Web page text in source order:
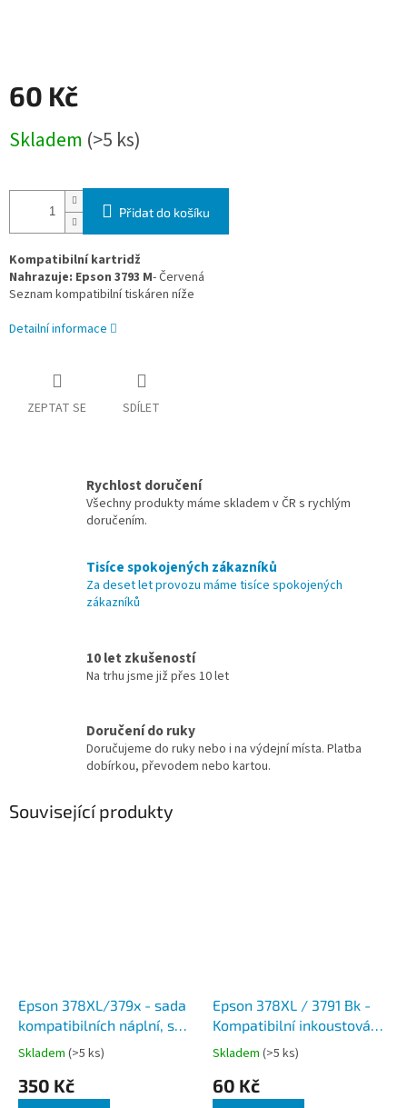
60 Kč
cena:
Skladem (>5 ks)
Přidat do košíku
Kompatibilní kartridž
Nahrazuje: Epson 3793 M- Červená
Seznam kompatibilní tiskáren níže
Detailní informace
ZEPTAT SE SDÍLET
Rychlost doručení
Všechny produkty máme skladem v ČR s rychlým
doručením.
Tisíce spokojených zákazníků
Za deset let provozu máme tisíce spokojených
zákazníků
10 let zkušeností
Na trhu jsme již přes 10 let
Doručení do ruky
Doručujeme do ruky nebo i na výdejní místa. Platba
dobírkou, převodem nebo kartou.
Související produkty
Epson 378XL/379x - sada
kompatibilních náplní, s
čipy, 6 Ks
Skladem (>5 ks)
350 Kč
Epson 378XL / 3791 Bk -
Kompatibilní inkoustová
náplň, Černá
Skladem (>5 ks)
60 Kč